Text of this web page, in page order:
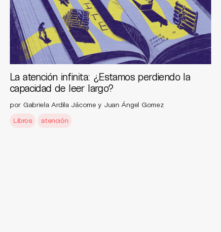
La atención infinita: ¿Estamos perdiendo la
capacidad de leer largo?
por Gabriela Ardila Jácome y Juan Ángel Gomez
Libros
atención